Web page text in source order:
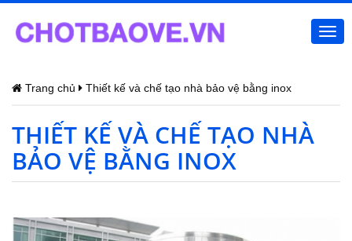
Trang chủ Thiết kế và chế tạo nhà bảo vệ bằng inox
THIẾT KẾ VÀ CHẾ TẠO NHÀ
BẢO VỆ BẰNG INOX